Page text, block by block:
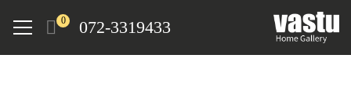
072-3319433
0
Menu